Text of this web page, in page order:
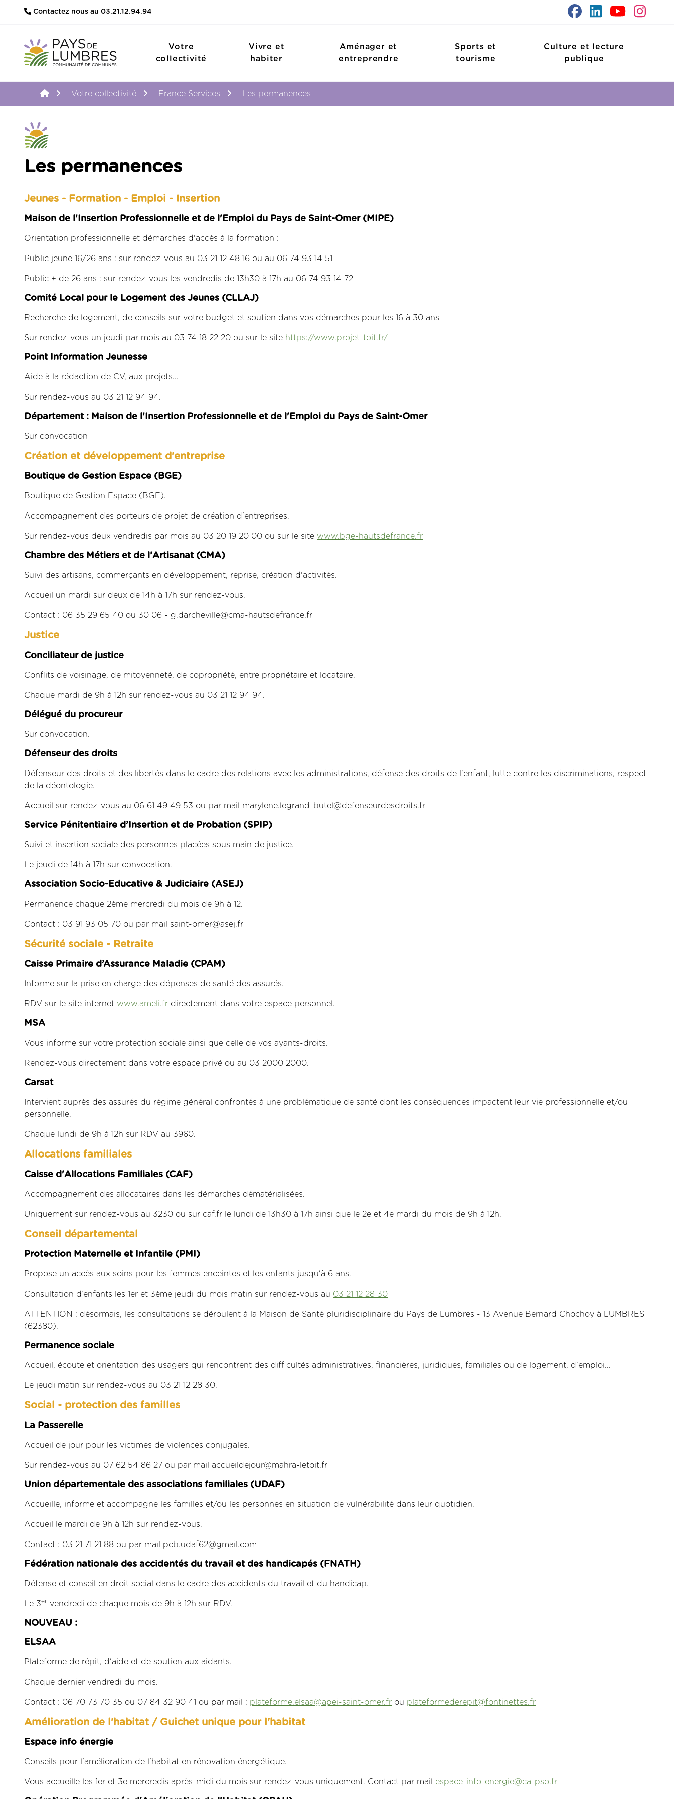
Contactez nous au 03.21.12.94.94
Votre
collectivité
Vivre et
habiter
Aménager et
entreprendre
Sports et
tourisme
Culture et lecture
publique
Accueil
Votre collectivité France Services Les permanences
Les permanences
Jeunes - Formation - Emploi - Insertion
Maison de l'Insertion Professionnelle et de l'Emploi du Pays de Saint-Omer (MIPE)
Orientation professionnelle et démarches d'accès à la formation :
Public jeune 16/26 ans : sur rendez-vous au 03 21 12 48 16 ou au 06 74 93 14 51
Public + de 26 ans : sur rendez-vous les vendredis de 13h30 à 17h au 06 74 93 14 72
Comité Local pour le Logement des Jeunes (CLLAJ)
Recherche de logement, de conseils sur votre budget et soutien dans vos démarches pour les 16 à 30 ans
Sur rendez-vous un jeudi par mois au 03 74 18 22 20 ou sur le site https://www.projet-toit.fr/
Point Information Jeunesse
Aide à la rédaction de CV, aux projets...
Sur rendez-vous au 03 21 12 94 94.
Département : Maison de l'Insertion Professionnelle et de l'Emploi du Pays de Saint-Omer
Sur convocation
Création et développement d'entreprise
Boutique de Gestion Espace (BGE)
Boutique de Gestion Espace (BGE).
Accompagnement des porteurs de projet de création d'entreprises.
Sur rendez-vous deux vendredis par mois au 03 20 19 20 00 ou sur le site www.bge-hautsdefrance.fr
C hambre des M étiers et de l’Artisanat (CMA)
Suivi des artisans, commerçants en développement, reprise, création d'activités.
Accueil un mardi sur deux de 14h à 17h sur rendez-vous.
Contact : 06 35 29 65 40 ou 30 06 - g.darcheville@cma-hautsdefrance.fr
Justice
Conciliateur de justice
Conflits de voisinage, de mitoyenneté, de copropriété, entre propriétaire et locataire.
Chaque mardi de 9h à 12h sur rendez-vous au 03 21 12 94 94.
Délégué du procureur
Sur convocation.
Défenseur des droits
Défenseur des droits et des libertés dans le cadre des relations avec les administrations, défense des droits de l'enfant, lutte contre les discriminations, respect
de la déontologie.
Accueil sur rendez-vous au 06 61 49 49 53 ou par mail marylene.legrand-butel@defenseurdesdroits.fr
Service Pénitentiaire d’ nsertion et de Probation (SPIP)
Suivi et insertion sociale des personnes placées sous main de justice.
Le jeudi de 14h à 17h sur convocation.
Association Socio-Educative & Judiciaire (ASEJ)
Permanence chaque 2ème mercredi du mois de 9h à 12.
Contact : 03 91 93 05 70 ou par mail saint-omer@asej.fr
Sécurité sociale - Retraite
Caisse Primaire d’Assurance Maladie (CPAM)
Informe sur la prise en charge des dépenses de santé des assurés.
RDV sur le site internet www.ameli.fr directement dans votre espace personnel.
MSA
Vous informe sur votre protection sociale ainsi que celle de vos ayants-droits.
Rendez-vous directement dans votre espace privé ou au 03 2000 2000.
Carsat
Intervient auprès des assurés du régime général confrontés à une problématique de santé dont les conséquences impactent leur vie professionnelle et/ou
personnelle.
Chaque lundi de 9h à 12h sur RDV au 3960.
Allocations familiales
Caisse d'Allocations Familiales (CAF)
Accompagnement des allocataires dans les démarches dématérialisées.
Uniquement sur rendez-vous au 3230 ou sur caf.fr le lundi de 13h30 à 17h ainsi que le 2e et 4e mardi du mois de 9h à 12h.
Conseil départemental
Protection Maternelle et Infantile (PMI)
Propose un accès aux soins pour les femmes enceintes et les enfants jusqu'à 6 ans.
Consultation d’enfants les 1er et 3ème jeudi du mois matin sur rendez-vous au 03 21 12 28 30
ATTENTION : désormais, les consultations se déroulent à la Maison de Santé pluridisciplinaire du Pays de Lumbres - 13 Avenue Bernard Chochoy à LUMBRES
(62380).
Permanence sociale
Accueil, écoute et orientation des usagers qui rencontrent des difficultés administratives, financières, juridiques, familiales ou de logement, d'emploi...
Le jeudi matin sur rendez-vous au 03 21 12 28 30.
Social - protection des familles
La Passerelle
Accueil de jour pour les victimes de violences conjugales.
Sur rendez-vous au 07 62 54 86 27 ou par mail accueildejour@mahra-letoit.fr
Union départementale des associations familiales (UDAF)
Accueille, informe et accompagne les familles et/ou les personnes en situation de vulnérabilité dans leur quotidien.
Accueil le mardi de 9h à 12h sur rendez-vous.
Contact : 03 21 71 21 88 ou par mail pcb.udaf62@gmail.com
Fédération nationale des accidentés du travail et des handicapés (FNATH)
Défense et conseil en droit social dans le cadre des accidents du travail et du handicap.
Le 3er vendredi de chaque mois de 9h à 12h sur RDV.
NOUVEAU :
ELSAA
Plateforme de répit, d'aide et de soutien aux aidants.
Chaque dernier vendredi du mois.
Contact : 06 70 73 70 35 ou 07 84 32 90 41 ou par mail : plateforme.elsaa@apei-saint-omer.fr ou plateformederepit@fontinettes.fr
Amélioration de l'habitat / Guichet unique pour l'habitat
Espace info énergie
Conseils pour l'amélioration de l'habitat en rénovation énergétique.
Vous accueille les 1er et 3e mercredis après-midi du mois sur rendez-vous uniquement. Contact par mail espace-info-energie@ca-pso.fr